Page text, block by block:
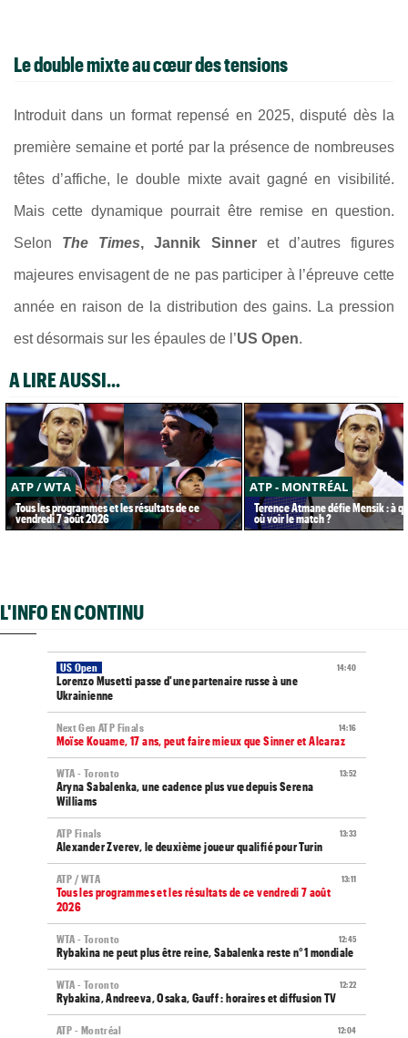
Le double mixte au cœur des tensions
Introduit dans un format repensé en 2025, disputé dès la
première semaine et porté par la présence de nombreuses
têtes d’affiche, le double mixte avait gagné en visibilité.
Mais cette dynamique pourrait être remise en question.
Selon The Times, Jannik Sinneret d’autres figures
majeures envisagent de ne pas participer à l’épreuve cette
année en raison de la distribution des gains. La pression
est désormais sur les épaules de l’US Open.
A LIRE AUSSI...
ATP / WTA
Tous les programmes et les résultats de ce
vendredi 7 août 2026
ATP - MONTRÉAL
Terence Atmane défie Mensik : à
où voir le match ?
L'INFO EN CONTINU
14:40
US Open
Lorenzo Musetti passe d'une partenaire russe à une
Ukrainienne
14:16
Next Gen ATP Finals
Moïse Kouame, 17 ans, peut faire mieux que Sinner et Alcaraz
13:52
WTA - Toronto
Aryna Sabalenka, une cadence plus vue depuis Serena
Williams
13:33
ATP Finals
Alexander Zverev, le deuxième joueur qualifié pour Turin
13:11
ATP / WTA
Tous les programmes et les résultats de ce vendredi 7 août
2026
12:45
WTA - Toronto
Rybakina ne peut plus être reine, Sabalenka reste n°1 mondiale
12:22
WTA - Toronto
Rybakina, Andreeva, Osaka, Gauff : horaires et diffusion TV
12:04
ATP - Montréal